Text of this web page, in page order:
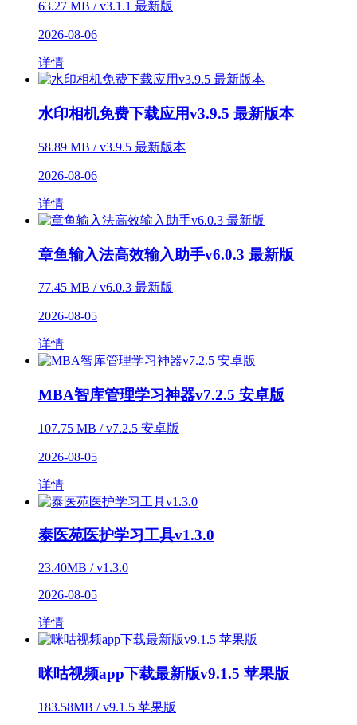
63.27 MB / v3.1.1 最新版
2026-08-06
详情
水印相机免费下载应用v3.9.5 最新版本
58.89 MB / v3.9.5 最新版本
2026-08-06
详情
章鱼输入法高效输入助手v6.0.3 最新版
77.45 MB / v6.0.3 最新版
2026-08-05
详情
MBA智库管理学习神器v7.2.5 安卓版
107.75 MB / v7.2.5 安卓版
2026-08-05
详情
泰医苑医护学习工具v1.3.0
23.40MB / v1.3.0
2026-08-05
详情
咪咕视频app下载最新版v9.1.5 苹果版
183.58MB / v9.1.5 苹果版